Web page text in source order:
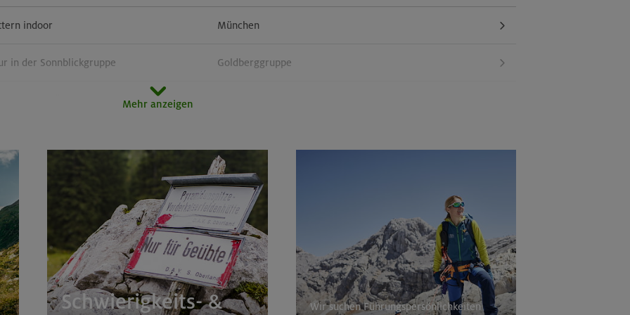
indoor München
in der Sonnblickgruppe Goldberggruppe
3133 m (Überschreitung)
m, Rappenseekopf 2468 m Allgäuer Alpen
Herzen von Montafon und Rätikon
Rätikon
den Hochgern Chiemgauer Alpen
für Anfänger im Altmühltal Südlicher Frankenjura
Mehr anzeigen
Schwierigkeits- &
Wir suchen Führungspersönlichkeiten